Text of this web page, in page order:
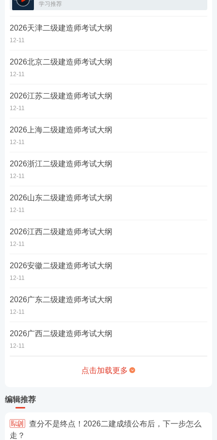
学习推荐
2026天津二级建造师考试大纲
12-11
2026北京二级建造师考试大纲
12-11
2026江苏二级建造师考试大纲
12-11
2026上海二级建造师考试大纲
12-11
2026浙江二级建造师考试大纲
12-11
2026山东二级建造师考试大纲
12-11
2026江西二级建造师考试大纲
12-11
2026安徽二级建造师考试大纲
12-11
2026广东二级建造师考试大纲
12-11
2026广西二级建造师考试大纲
12-11
点击加载更多
编辑推荐
走？